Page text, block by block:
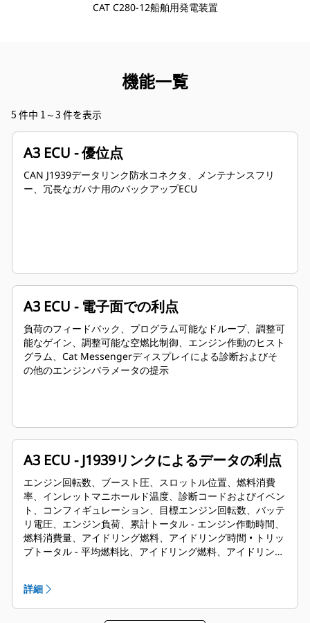
CAT C280-12船舶用発電装置
機能一覧
5 件中 1～3 件を表示
A3 ECU - 優位点
CAN J1939データリンク防水コネクタ、メンテナンスフリ
ー、冗長なガバナ用のバックアップECU
A3 ECU - 電子面での利点
負荷のフィードバック、プログラム可能なドループ、調整可
能なゲイン、調整可能な空燃比制御、エンジン作動のヒスト
グラム、Cat Messengerディスプレイによる診断およびそ
の他のエンジンパラメータの提示
A3 ECU - J1939リンクによるデータの利点
エンジン回転数、ブースト圧、スロットル位置、燃料消費
率、インレットマニホールド温度、診断コードおよびイベン
ト、コンフィギュレーション、目標エンジン回転数、バッテ
リ電圧、エンジン負荷、累計トータル - エンジン作動時間、
燃料消費量、アイドリング燃料、アイドリング時間 • トリッ
プトータル - 平均燃料比、アイドリング燃料、アイドリング
詳細